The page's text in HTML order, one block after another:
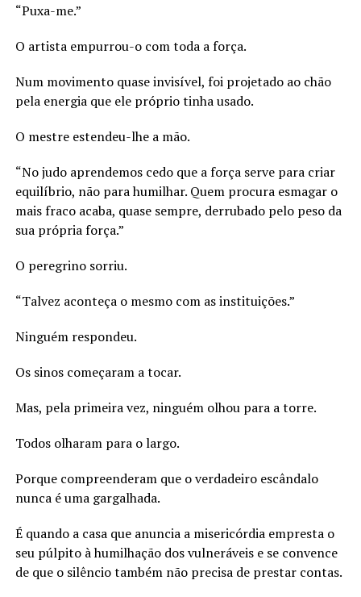
“Puxa-me.”
O artista empurrou-o com toda a força.
Num movimento quase invisível, foi projetado ao chão
pela energia que ele próprio tinha usado.
O mestre estendeu-lhe a mão.
“No judo aprendemos cedo que a força serve para criar
equilíbrio, não para humilhar. Quem procura esmagar o
mais fraco acaba, quase sempre, derrubado pelo peso da
sua própria força.”
O peregrino sorriu.
“Talvez aconteça o mesmo com as instituições.”
Ninguém respondeu.
Os sinos começaram a tocar.
Mas, pela primeira vez, ninguém olhou para a torre.
Todos olharam para o largo.
Porque compreenderam que o verdadeiro escândalo
nunca é uma gargalhada.
É quando a casa que anuncia a misericórdia empresta o
seu púlpito à humilhação dos vulneráveis e se convence
de que o silêncio também não precisa de prestar contas.